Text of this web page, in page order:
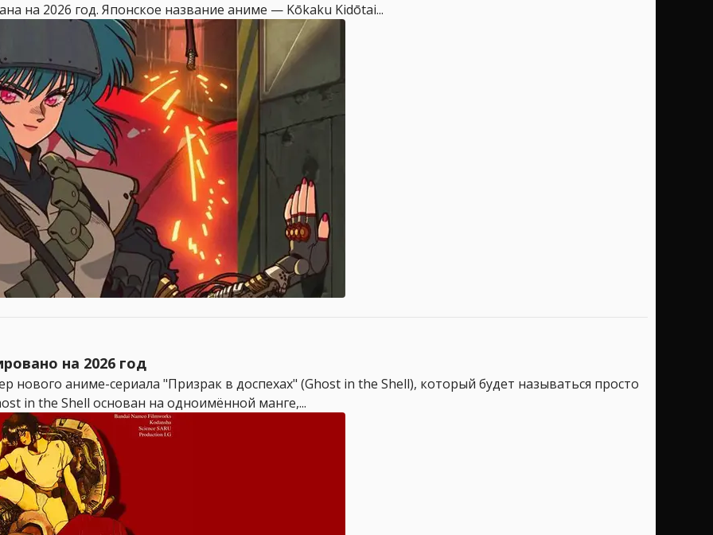
на 2026 год. Японское название аниме — Kōkaku Kidōtai...
на 2026 год
нового аниме-сериала "Призрак в доспехах" (Ghost in the Shell), который будет называться просто
in the Shell основан на одноимённой манге,...